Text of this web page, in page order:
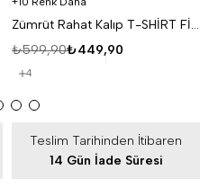
Zümrüt Rahat Kalıp T-SHİRT FİYAT PERFORMANS ÜRÜNÜ
₺449,90
₺599,90
4
Teslim Tarihinden İtibaren
14 Gün İade Süresi